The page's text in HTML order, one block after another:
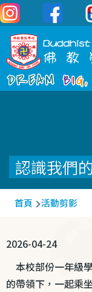
移至主內容
認識我們
導
連
結
首頁 活動剪影
2026-04-24
本校部份一年級
的帶領下，一起乘